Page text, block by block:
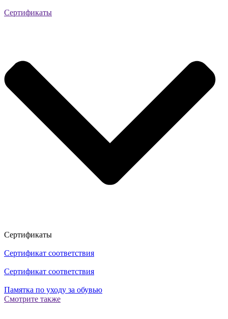
Сертификаты
Сертификаты
Сертификат соответствия
Сертификат соответствия
Памятка по уходу за обувью
Смотрите также